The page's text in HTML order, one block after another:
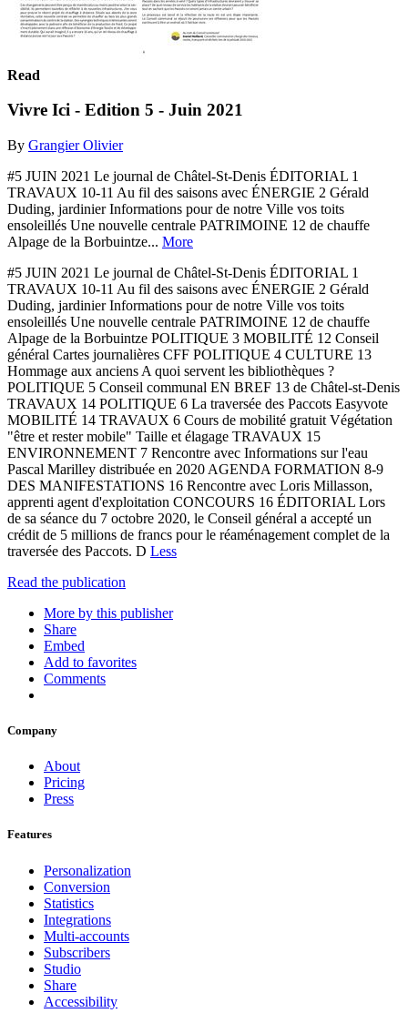
Read
Vivre Ici - Edition 5 - Juin 2021
By Grangier Olivier
#5 JUIN 2021 Le journal de Châtel-St-Denis ÉDITORIAL 1
TRAVAUX 10-11 Au fil des saisons avec ÉNERGIE 2 Gérald
Duding, jardinier Informations pour de notre Ville vos toits
ensoleillés Une nouvelle centrale PATRIMOINE 12 de chauffe
Alpage de la Borbuintze... More
#5 JUIN 2021 Le journal de Châtel-St-Denis ÉDITORIAL 1
TRAVAUX 10-11 Au fil des saisons avec ÉNERGIE 2 Gérald
Duding, jardinier Informations pour de notre Ville vos toits
ensoleillés Une nouvelle centrale PATRIMOINE 12 de chauffe
Alpage de la Borbuintze POLITIQUE 3 MOBILITÉ 12 Conseil
général Cartes journalières CFF POLITIQUE 4 CULTURE 13
Hommage aux anciens A quoi servent les bibliothèques ?
POLITIQUE 5 Conseil communal EN BREF 13 de Châtel-st-Denis
TRAVAUX 14 POLITIQUE 6 La traversée des Paccots Easyvote
MOBILITÉ 14 TRAVAUX 6 Cours de mobilité gratuit Végétation
"être et rester mobile" Taille et élagage TRAVAUX 15
ENVIRONNEMENT 7 Rencontre avec Informations sur l'eau
Pascal Marilley distribuée en 2020 AGENDA FORMATION 8-9
DES MANIFESTATIONS 16 Rencontre avec Loris Millasson,
apprenti agent d'exploitation CONCOURS 16 ÉDITORIAL Lors
de sa séance du 7 octobre 2020, le Conseil général a accepté un
crédit de 5 millions de francs pour le réaménagement complet de la
traversée des Paccots. D Less
Read the publication
More by this publisher
Share
Embed
Add to favorites
Comments
Company
About
Pricing
Press
Features
Personalization
Conversion
Statistics
Integrations
Multi-accounts
Subscribers
Studio
Share
Accessibility